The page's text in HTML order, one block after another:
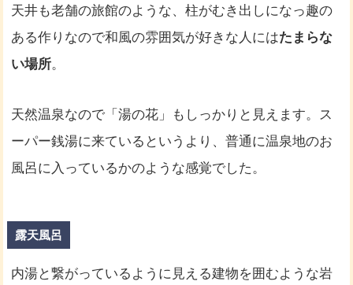
天井も老舗の旅館のような、柱がむき出しになっ趣の
ある作りなので和風の雰囲気が好きな人にはたまらな
い場所。
天然温泉なので「湯の花」もしっかりと見えます。ス
ーパー銭湯に来ているというより、普通に温泉地のお
風呂に入っているかのような感覚でした。
露天風呂
内湯と繋がっているように見える建物を囲むような岩